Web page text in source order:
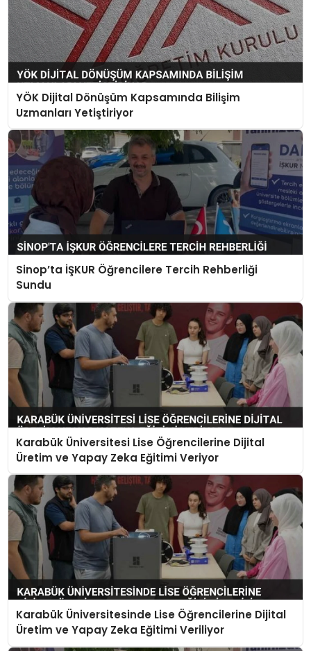
YÖK Dijital Dönüşüm Kapsamında Bilişim
Uzmanları Yetiştiriyor
Sinop’ta İŞKUR Öğrencilere Tercih Rehberliği
Sundu
Karabük Üniversitesi Lise Öğrencilerine Dijital
Üretim ve Yapay Zeka Eğitimi Veriyor
Karabük Üniversitesinde Lise Öğrencilerine Dijital
Üretim ve Yapay Zeka Eğitimi Veriliyor